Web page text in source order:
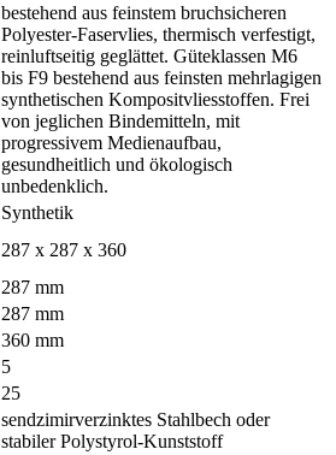
bestehend aus feinstem bruchsicheren
Polyester-Faservlies, thermisch verfestigt,
reinluftseitig geglättet. Güteklassen M6
bis F9 bestehend aus feinsten mehrlagigen
synthetischen Kompositvliesstoffen. Frei
von jeglichen Bindemitteln, mit
progressivem Medienaufbau,
gesundheitlich und ökologisch
unbedenklich.
Synthetik
287 x 287 x 360
287 mm
287 mm
360 mm
5
25
sendzimirverzinktes Stahlbech oder
stabiler Polystyrol-Kunststoff